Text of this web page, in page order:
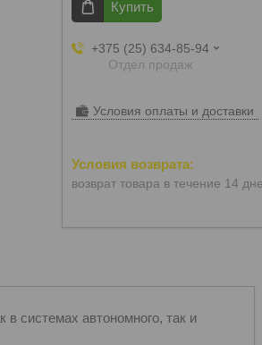
Купить
+375 (25) 634-85-94
Отдел продаж
Условия оплаты и доставки
возврат товара в течение 14
системах автономного, так и